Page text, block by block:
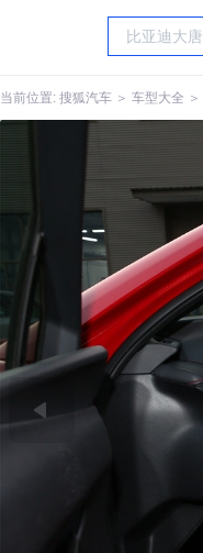
当前位置: 搜狐汽车 ＞ 车型大全 ＞